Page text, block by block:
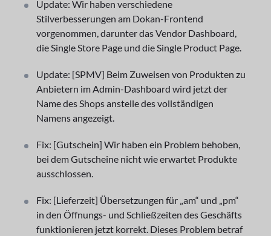
Update: Wir haben verschiedene
Stilverbesserungen am Dokan-Frontend
vorgenommen, darunter das Vendor Dashboard,
die Single Store Page und die Single Product Page.
Update: [SPMV] Beim Zuweisen von Produkten zu
Anbietern im Admin-Dashboard wird jetzt der
Name des Shops anstelle des vollständigen
Namens angezeigt.
Fix: [Gutschein] Wir haben ein Problem behoben,
bei dem Gutscheine nicht wie erwartet Produkte
ausschlossen.
Fix: [Lieferzeit] Übersetzungen für „am“ und „pm“
in den Öffnungs- und Schließzeiten des Geschäfts
funktionieren jetzt korrekt. Dieses Problem betraf